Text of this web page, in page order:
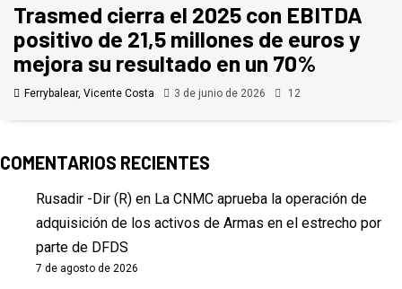
Trasmed cierra el 2025 con EBITDA
positivo de 21,5 millones de euros y
mejora su resultado en un 70%
Ferrybalear, Vicente Costa 3 de junio de 2026 12
COMENTARIOS RECIENTES
Rusadir -Dir (R) en La CNMC aprueba la operación de
adquisición de los activos de Armas en el estrecho por
parte de DFDS
7 de agosto de 2026